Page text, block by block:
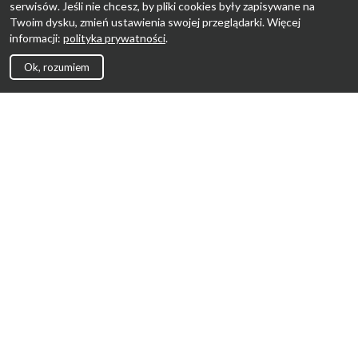
serwisów. Jeśli nie chcesz, by pliki cookies były zapisywane na
Twoim dysku, zmień ustawienia swojej przeglądarki. Więcej
informacji: polityka prywatności.
Ok, rozumiem